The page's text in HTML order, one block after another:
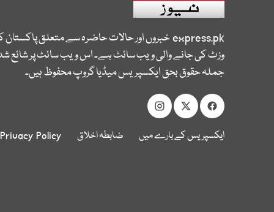
express.pkخبروں اور حالات حاضرہ سے متعلق
وزٹ کی جانے والی ویب سائٹ ہے۔ اس ویب سائٹ پر شائع
جملہ حقوق بحق ایکسپریس میڈیا گروپ محفوظ ہیں۔
ایکسپریس کے بارے میں ضابطہ اخلاق Privacy Policy